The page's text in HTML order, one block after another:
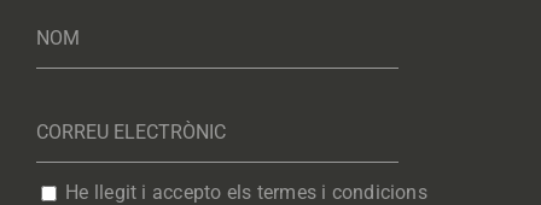
He llegit i accepto els termes i condicions